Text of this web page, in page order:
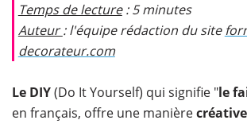
Temps de lecture: 5 minutes
Auteur: l'équipe rédaction du site
decorateur.com​
Le DIY(Do It Yourself) qui signifie "le
en français, offre une manièrecréative